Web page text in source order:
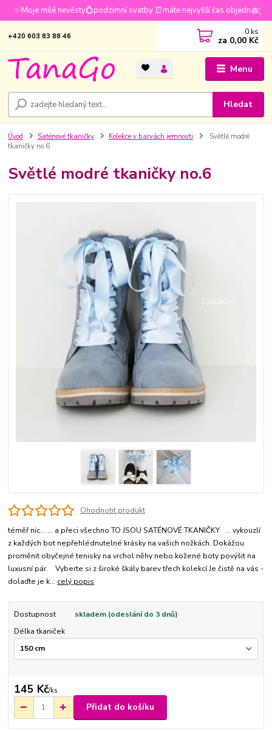
✨Moje milé nevěsty💍podzimní svatby ⏰máte nejvyšší čas objednat
Menu
Hledat
+420 603 83 88 46 0 ks
za 0,00 Kč
Úvod Saténové tkaničky Kolekce v barvách jemnosti
Světlé modré
tkaničky no.6
Světlé modré tkaničky no.6
Ohodnotit produkt
téměř nic... ... a přeci všechno TO JSOU SATÉNOVÉ TKANIČKY ... vykouzlí
z každých bot nepřehlédnutelné krásky na vašich nožkách. Dokážou
proměnit obyčejné tenisky na vrchol něhy nebo kožené boty povýšit na
luxusní pár. Vyberte si z široké škály barev třech kolekcí Je čistě na vás -
dolaďte je k... celý popis
Dostupnost
skladem (odeslání do 3 dnů)
Délka tkaniček
145 Kč/ks
Přidat do košíku